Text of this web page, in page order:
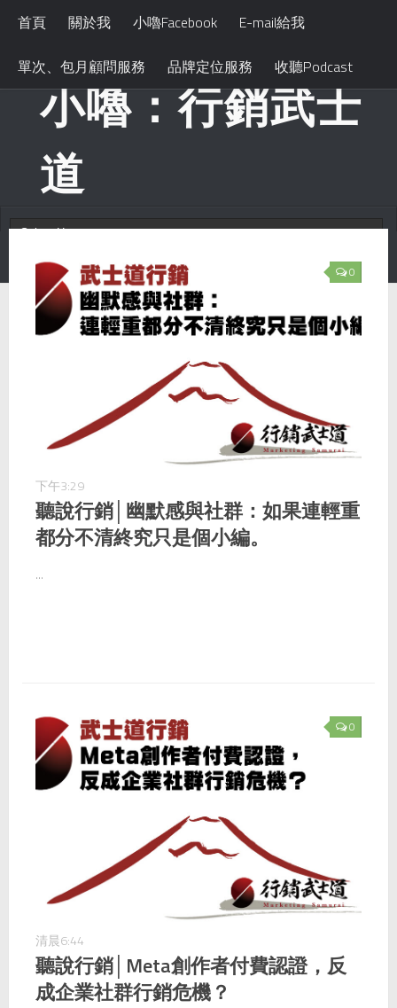
首頁 關於我 小嚕Facebook E-mail給我
單次、包月顧問服務 品牌定位服務 收聽Podcast
小嚕：行銷武士
道
0
下午3:29
聽說行銷│幽默感與社群：如果連輕重
都分不清終究只是個小編。
...
0
清晨6:44
聽說行銷│Meta創作者付費認證，反
成企業社群行銷危機？